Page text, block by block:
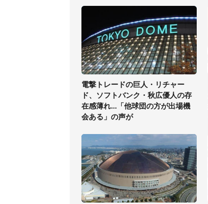
電撃トレードの巨人・リチャー
ド、ソフトバンク・秋広優人の存
在感薄れ...「他球団の方が出場機
会ある」の声が